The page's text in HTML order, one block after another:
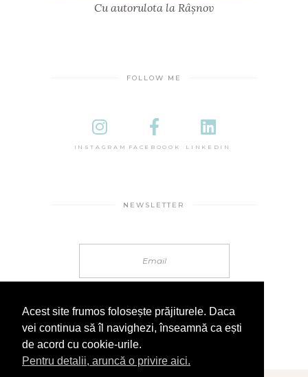
Cu autorulota la Râșnov
FOLLOW ME
INSTAGRAM FACEBOOOK LINKEDIN
NEWSLETTER
Acest site frumos folosește prăjiturele. Daca
vei continua să îl navighezi, înseamnă ca ești
de acord cu cookie-urile.
Pentru detalii, aruncă o privire aici.